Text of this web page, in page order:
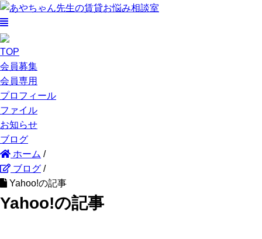
TOP
会員募集
会員専用
プロフィール
ファイル
お知らせ
ブログ
ホーム /
ブログ /
Yahoo!の記事
Yahoo!の記事